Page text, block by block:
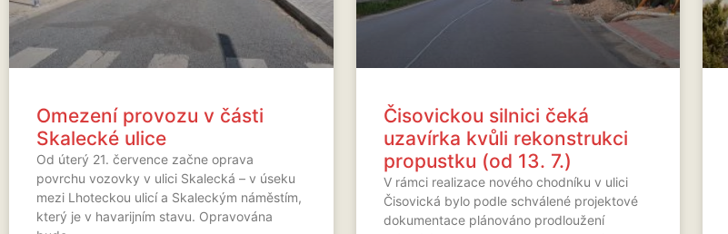
Omezení provozu v části
Skalecké ulice
Od úterý 21. července začne oprava
povrchu vozovky v ulici Skalecká – v úseku
mezi Lhoteckou ulicí a Skaleckým náměstím,
který je v havarijním stavu. Opravována
Čisovickou silnici čeká
uzavírka kvůli rekonstrukci
propustku (od 13. 7.)
V rámci realizace nového chodníku v ulici
Čisovická bylo podle schválené projektové
dokumentace plánováno prodloužení